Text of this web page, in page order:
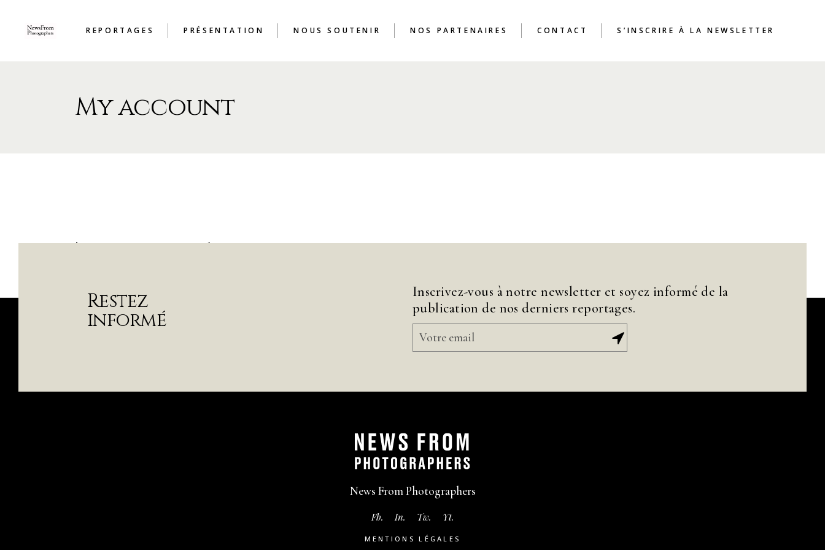
REPORTAGES PRÉSENTATION NOUS SOUTENIR NOS PARTENAIRES CONTACT S’INSCRIRE À LA NEWSLETTER
My account
[woocommerce_my_account]
Restez
informé
Inscrivez-vous à notre newsletter et soyez informé de la
publication de nos derniers reportages.
News From Photographers
Fb. In. Tw. Yt.
MENTIONS LÉGALES